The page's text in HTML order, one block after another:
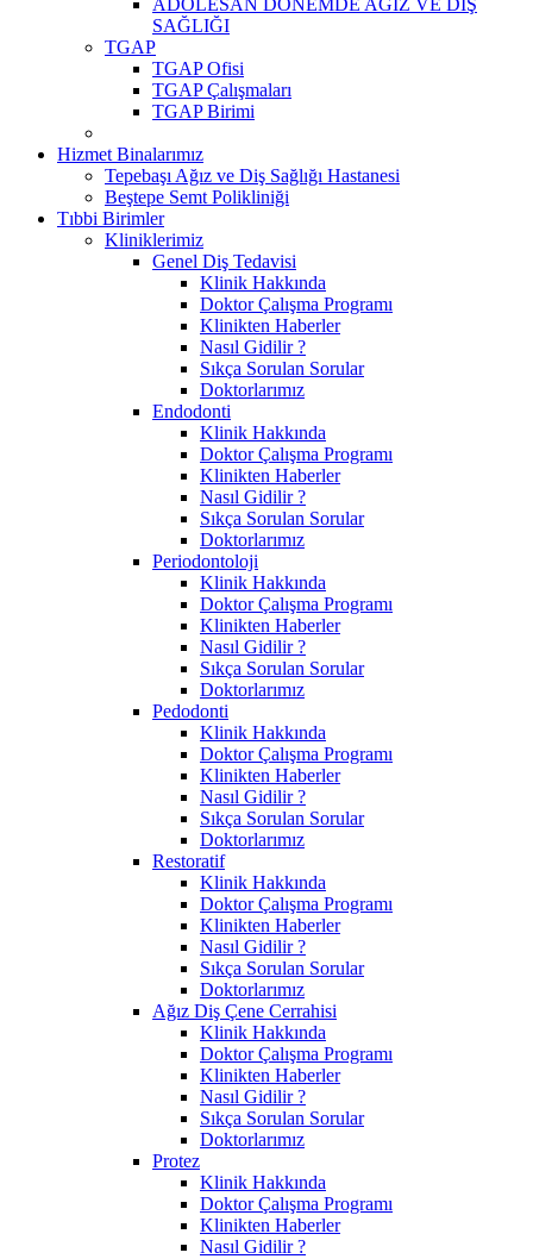
SAĞLIĞI
TGAP
TGAP Ofisi
TGAP Çalışmaları
TGAP Birimi
Hizmet Binalarımız
Tepebaşı Ağız ve Diş Sağlığı Hastanesi
Beştepe Semt Polikliniği
Tıbbi Birimler
Kliniklerimiz
Genel Diş Tedavisi
Klinik Hakkında
Doktor Çalışma Programı
Klinikten Haberler
Nasıl Gidilir ?
Sıkça Sorulan Sorular
Doktorlarımız
Endodonti
Klinik Hakkında
Doktor Çalışma Programı
Klinikten Haberler
Nasıl Gidilir ?
Sıkça Sorulan Sorular
Doktorlarımız
Periodontoloji
Klinik Hakkında
Doktor Çalışma Programı
Klinikten Haberler
Nasıl Gidilir ?
Sıkça Sorulan Sorular
Doktorlarımız
Pedodonti
Klinik Hakkında
Doktor Çalışma Programı
Klinikten Haberler
Nasıl Gidilir ?
Sıkça Sorulan Sorular
Doktorlarımız
Restoratif
Klinik Hakkında
Doktor Çalışma Programı
Klinikten Haberler
Nasıl Gidilir ?
Sıkça Sorulan Sorular
Doktorlarımız
Ağız Diş Çene Cerrahisi
Klinik Hakkında
Doktor Çalışma Programı
Klinikten Haberler
Nasıl Gidilir ?
Sıkça Sorulan Sorular
Doktorlarımız
Protez
Klinik Hakkında
Doktor Çalışma Programı
Klinikten Haberler
Nasıl Gidilir ?